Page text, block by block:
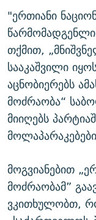
"ერთიანი
თქმით,
სააკაშვილი
აცნობიერებს
მოძრაობა“
მიიღებს
მოგვიანებით
მოძრაობამ”
ვკითხულობთ,